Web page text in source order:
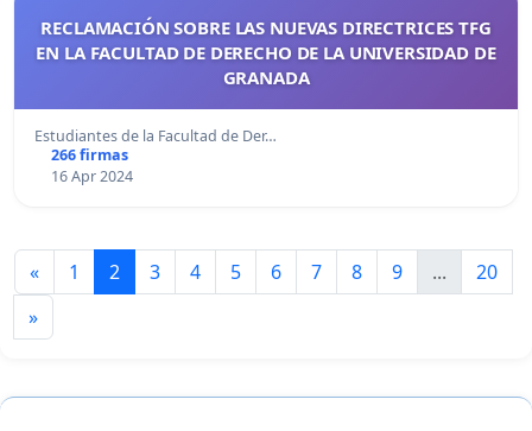
RECLAMACIÓN SOBRE LAS NUEVAS DIRECTRICES TFG
EN LA FACULTAD DE DERECHO DE LA UNIVERSIDAD DE
GRANADA
Estudiantes de la Facultad de Der…
266 firmas
16 Apr 2024
« 1 2 3 4 5 6 7 8 9 ...
20
»